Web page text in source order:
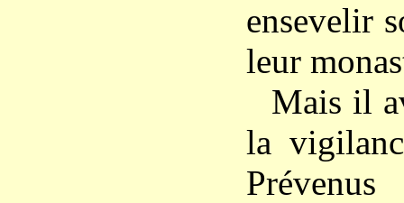
ensevelir
leur
Mais il
la